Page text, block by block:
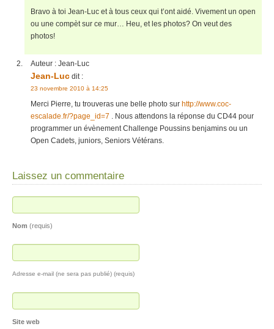
Bravo à toi Jean-Luc et à tous ceux qui t’ont aidé. Vivement un open
ou une compèt sur ce mur… Heu, et les photos? On veut des
photos!
Auteur : Jean-Luc
Jean-Luc dit :
23 novembre 2010 à 14:25
Merci Pierre, tu trouveras une belle photo sur http://www.coc-
escalade.fr/?page_id=7 . Nous attendons la réponse du CD44 pour
programmer un évènement Challenge Poussins benjamins ou un
Open Cadets, juniors, Seniors Vétérans.
Laissez un commentaire
Nom (requis)
Adresse e-mail (ne sera pas publié) (requis)
Site web